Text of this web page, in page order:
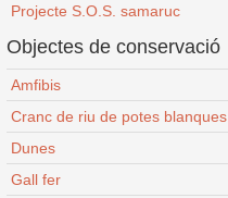
Projecte S.O.S. samaruc
Objectes de conservació
Amfibis
Cranc de riu de potes blanques
Dunes
Gall fer